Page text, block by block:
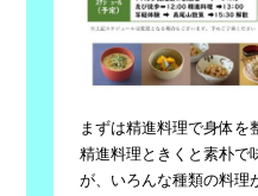
まずは精進料理で身体を
精進料理ときくと素朴で
が、いろんな種類の料理